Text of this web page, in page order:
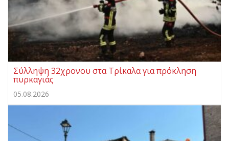
Σύλληψη 32χρονου στα Τρίκαλα για πρόκληση
πυρκαγιάς
05.08.2026